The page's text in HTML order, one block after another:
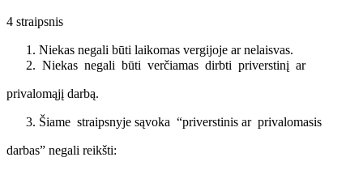
4 straipsnis
Niekas negali būti laikomas vergijoje ar nelaisvas.
Niekas negali būti verčiamas dirbti priverstinį ar
privalomąjį darbą.
Šiame straipsnyje sąvoka “priverstinis ar privalomasis
darbas” negali reikšti: